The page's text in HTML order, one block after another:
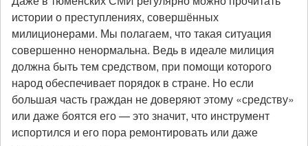
истории о преступлениях, совершённых
милиционерами. Мы полагаем, что такая ситуация
совершенно ненормальна. Ведь в идеале милиция
должна быть тем средством, при помощи которого
народ обеспечивает порядок в стране. Но если
большая часть граждан не доверяют этому «средству»
или даже боятся его — это значит, что инструмент
испортился и его пора ремонтировать или даже